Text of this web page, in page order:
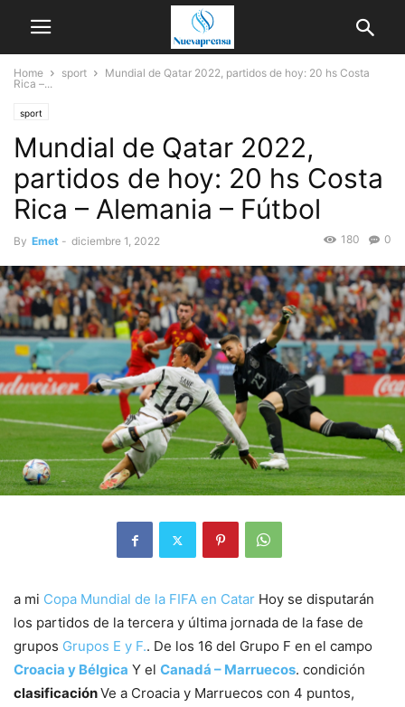
Home sport
Mundial de Qatar 2022, partidos de hoy: 20 hs Costa
Rica –...
sport
Mundial de Qatar 2022,
partidos de hoy: 20 hs Costa
Rica – Alemania – Fútbol
By Emet - diciembre 1, 2022 0
180
a mi Copa Mundial de la FIFA en Catar Hoy se disputarán
los partidos de la tercera y última jornada de la fase de
grupos Grupos E y F.. De los 16 del Grupo F en el campo
Croacia y Bélgica Y el Canadá – Marruecos. condición
clasificaciónVe a Croacia y Marruecos con 4 puntos,